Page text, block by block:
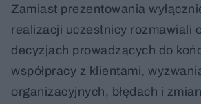
Zamiast prezentowania
realizacji uczestnicy rozmawiali
decyzjach prowadzących do
współpracy z klientami,
organizacyjnych, błędach i